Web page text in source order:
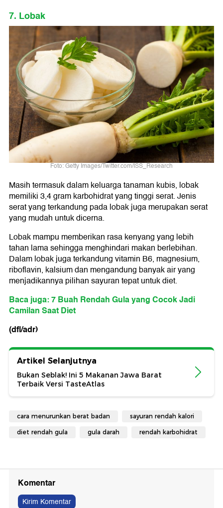
7. Lobak
Foto: Getty Images/Twitter.com/ISS_Research
Masih termasuk dalam keluarga tanaman kubis, lobak
memiliki 3,4 gram karbohidrat yang tinggi serat. Jenis
serat yang terkandung pada lobak juga merupakan serat
yang mudah untuk dicerna.
Lobak mampu memberikan rasa kenyang yang lebih
tahan lama sehingga menghindari makan berlebihan.
Dalam lobak juga terkandung vitamin B6, magnesium,
riboflavin, kalsium dan mengandung banyak air yang
menjadikannya pilihan sayuran tepat untuk diet.
Baca juga: 7 Buah Rendah Gula yang Cocok Jadi
Camilan Saat Diet
(dfl/adr)
Artikel Selanjutnya
Bukan Seblak! Ini 5 Makanan Jawa Barat
Terbaik Versi TasteAtlas
cara menurunkan berat badan sayuran rendah kalori
diet rendah gula gula darah rendah karbohidrat
Komentar
Kirim Komentar